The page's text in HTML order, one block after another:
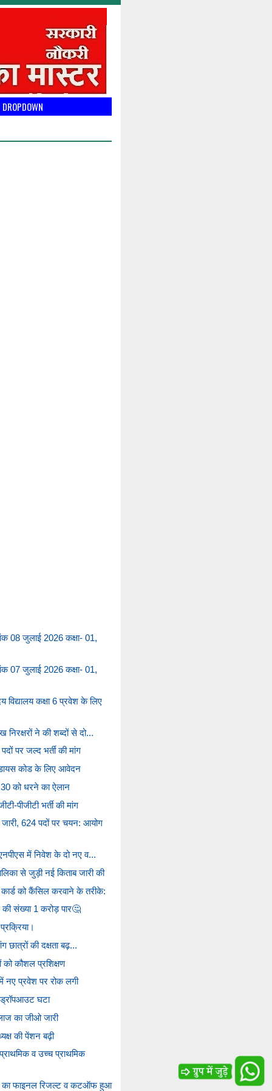
DROPDOWN
08 जुलाई 2026 कक्षा- 01,
07 जुलाई 2026 कक्षा- 01,
कक्षा 6 प्रवेश के लिए
ने की शब्दों से दो...
पर जल्द भर्ती की मांग
कोड के लिए आवेदन
को धरने का ऐलान
पीजीटी भर्ती की मांग
जारी, 624 पदों पर चयन: आयोग
एनपीएस में निवेश के दो नए व...
से जुड़ी नई किताब जारी की
को कैंसिल करवाने के तरीके:
की संख्या 1 करोड़ पार🤔
छात्रों की दक्षता बढ़...
को कौशल प्रशिक्षण
नए प्रवेश पर रोक लगी
ड्रॉपआउट घटा
का जीओ जारी
की पेंशन बढ़ी
व उच्च प्राथमिक
का फाइनल रिजल्ट व कटऑफ हुआ